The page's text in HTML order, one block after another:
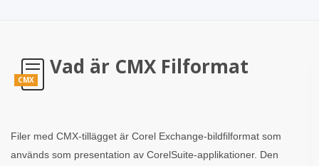
CMX
Vad är CMX Filformat
Filer med CMX-tillägget är Corel Exchange-bildfilformat som
används som presentation av CorelSuite-applikationer. Den